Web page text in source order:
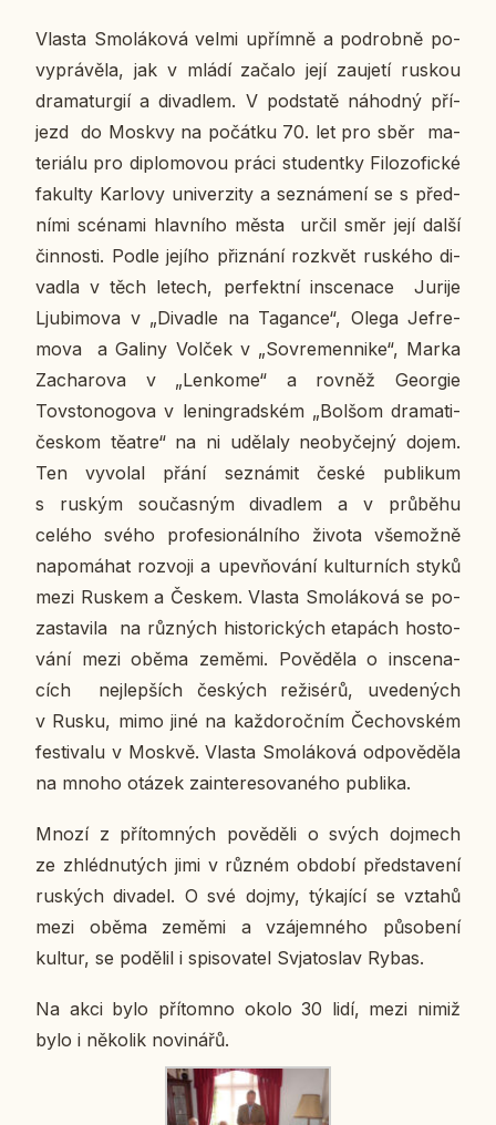
Vlasta Smo­lá­ko­vá velmi upřím­ně a po­drob­ně po­
vyprá­vě­la, jak v mládí začalo její za­u­je­tí ruskou
dra­ma­tur­gií a di­va­dlem. V pod­sta­tě ná­hod­ný pří­
jezd do Moskvy na po­čát­ku 70. let pro sběr ma­
te­ri­á­lu pro di­plo­mo­vou práci stu­dent­ky Fi­lo­zo­fic­ké
fa­kul­ty Kar­lo­vy uni­ver­zi­ty a se­zná­me­ní se s před­
ní­mi scé­na­mi hlav­ní­ho města určil směr její další
čin­nos­ti. Podle jejího při­zná­ní roz­květ rus­ké­ho di­
va­dla v těch letech, per­fekt­ní in­sce­na­ce Jurije
Lju­bi­mo­va v „Di­va­dle na Ta­gan­ce“, Olega Jefre­
mo­va a Galiny Volček v „So­vre­men­ni­ke“, Marka
Za­cha­ro­va v „Len­ko­me“ a rovněž Ge­or­gie
Tovsto­no­go­va v le­nin­grad­ském „Bolšom dra­ma­ti­
čes­kom těatre“ na ni udě­la­ly ne­o­by­čej­ný dojem.
Ten vy­vo­lal přání se­zná­mit české pu­b­li­kum
s ruským sou­čas­ným di­va­dlem a v prů­bě­hu
celého svého pro­fe­si­o­nál­ní­ho života vše­mož­ně
na­po­má­hat roz­vo­ji a upev­ňo­vá­ní kul­tur­ních styků
mezi Ruskem a Českem. Vlasta Smo­lá­ko­vá se po­
za­sta­vi­la na růz­ných his­to­ric­kých eta­pách hos­to­
vá­ní mezi oběma zeměmi. Po­vě­dě­la o in­sce­na­
cích nej­lep­ších čes­kých re­ži­sé­rů, uve­de­ných
v Rusku, mimo jiné na kaž­do­roč­ním Če­chov­ském
fes­ti­va­lu v Moskvě. Vlasta Smo­lá­ko­vá od­po­vě­dě­la
na mnoho otázek za­in­te­re­so­va­né­ho pu­b­li­ka.
Mnozí z pří­tom­ných po­vě­dě­li o svých do­jmech
ze zhléd­nu­tých jimi v různém období před­sta­ve­ní
rus­kých di­va­del. O své dojmy, tý­ka­jí­cí se vztahů
mezi oběma zeměmi a vzá­jem­né­ho pů­so­be­ní
kultur, se po­dě­lil i spi­so­va­tel Svja­to­slav Rybas.
Na akci bylo pří­tomno okolo 30 lidí, mezi nimiž
bylo i ně­ko­lik no­vi­ná­řů.